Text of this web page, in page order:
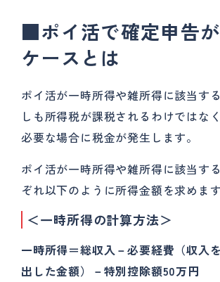
■ポイ活で確定申告
ケースとは
ポイ活が一時所得や雑所得に該当す
しも所得税が課税されるわけではな
必要な場合に税金が発生します。
ポイ活が一時所得や雑所得に該当す
ぞれ以下のように所得金額を求めます
＜一時所得の計算方法＞
一時所得＝総収入－必要経費（収入
出した金額）－特別控除額50万円